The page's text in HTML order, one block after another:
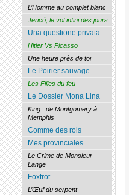
L’Homme au complet blanc
Jericó, le vol infini des jours
Una questione privata
Hitler Vs Picasso
Une heure près de toi
Le Poirier sauvage
Les Filles du feu
Le Dossier Mona Lina
King : de Montgomery à
Memphis
Comme des rois
Mes provinciales
Le Crime de Monsieur
Lange
Foxtrot
L’Œuf du serpent